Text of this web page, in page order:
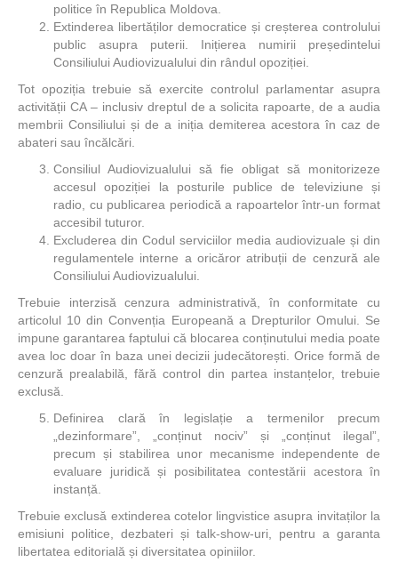
politice în Republica Moldova.
Extinderea libertăților democratice și creșterea controlului
public asupra puterii. Inițierea numirii președintelui
Consiliului Audiovizualului din rândul opoziției.
Tot opoziția trebuie să exercite controlul parlamentar asupra
activității CA – inclusiv dreptul de a solicita rapoarte, de a audia
membrii Consiliului și de a iniția demiterea acestora în caz de
abateri sau încălcări.
Consiliul Audiovizualului să fie obligat să monitorizeze
accesul opoziției la posturile publice de televiziune și
radio, cu publicarea periodică a rapoartelor într-un format
accesibil tuturor.
Excluderea din Codul serviciilor media audiovizuale și din
regulamentele interne a oricăror atribuții de cenzură ale
Consiliului Audiovizualului.
Trebuie interzisă cenzura administrativă, în conformitate cu
articolul 10 din Convenția Europeană a Drepturilor Omului. Se
impune garantarea faptului că blocarea conținutului media poate
avea loc doar în baza unei decizii judecătorești. Orice formă de
cenzură prealabilă, fără control din partea instanțelor, trebuie
exclusă.
Definirea clară în legislație a termenilor precum
„dezinformare”, „conținut nociv” și „conținut ilegal”,
precum și stabilirea unor mecanisme independente de
evaluare juridică și posibilitatea contestării acestora în
instanță.
Trebuie exclusă extinderea cotelor lingvistice asupra invitaților la
emisiuni politice, dezbateri și talk-show-uri, pentru a garanta
libertatea editorială și diversitatea opiniilor.